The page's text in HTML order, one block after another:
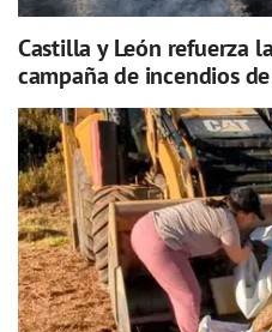
Castilla y León refuerza
campaña de incendios